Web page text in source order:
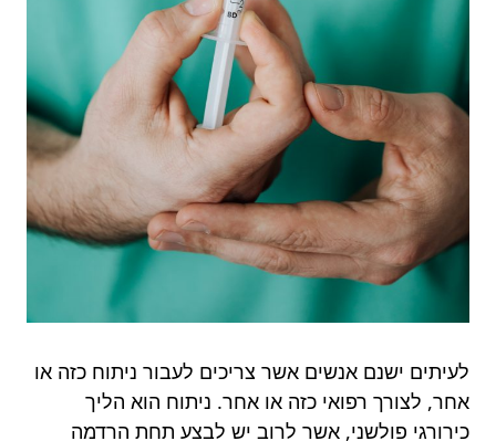
לעיתים ישנם אנשים אשר צריכים לעבור ניתוח כזה או
אחר, לצורך רפואי כזה או אחר. ניתוח הוא הליך
כירורגי פולשני, אשר לרוב יש לבצע תחת הרדמה